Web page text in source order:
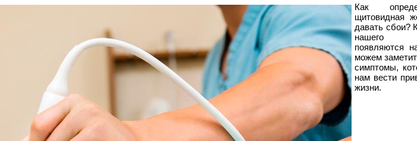
Как
щитовидная
давать сбои?
нашего
появляются
можем
симптомы,
нам вести
жизни.